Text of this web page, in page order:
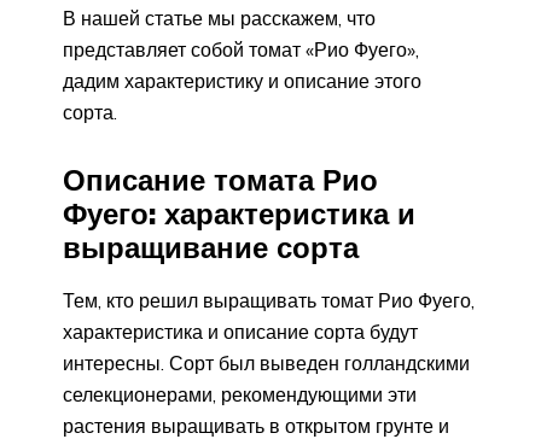
В нашей статье мы расскажем, что
представляет собой томат «Рио Фуего»,
дадим характеристику и описание этого
сорта.
Описание томата Рио
Фуего: характеристика и
выращивание сорта
Тем, кто решил выращивать томат Рио Фуего,
характеристика и описание сорта будут
интересны. Сорт был выведен голландскими
селекционерами, рекомендующими эти
растения выращивать в открытом грунте и